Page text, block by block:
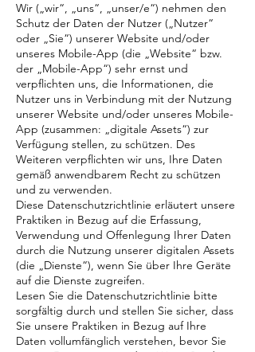
Wir („wir“, „uns“, „unser/e“) nehmen den
Schutz der Daten der Nutzer („Nutzer“
oder „Sie“) unserer Website und/oder
unseres Mobile-App (die „Website“ bzw.
der „Mobile-App“) sehr ernst und
verpflichten uns, die Informationen, die
Nutzer uns in Verbindung mit der Nutzung
unserer Website und/oder unseres Mobile-
App (zusammen: „digitale Assets“) zur
Verfügung stellen, zu schützen. Des
Weiteren verpflichten wir uns, Ihre Daten
gemäß anwendbarem Recht zu schützen
und zu verwenden.
Diese Datenschutzrichtlinie erläutert unsere
Praktiken in Bezug auf die Erfassung,
Verwendung und Offenlegung Ihrer Daten
durch die Nutzung unserer digitalen Assets
(die „Dienste“), wenn Sie über Ihre Geräte
auf die Dienste zugreifen.
Lesen Sie die Datenschutzrichtlinie bitte
sorgfältig durch und stellen Sie sicher, dass
Sie unsere Praktiken in Bezug auf Ihre
Daten vollumfänglich verstehen, bevor Sie